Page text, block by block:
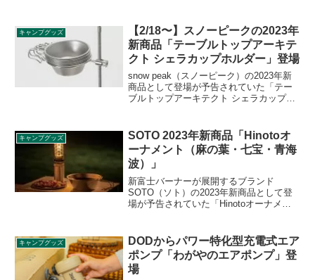
イトで、日常でもレジャーでも、そして
もしものときにも使えて、一家に一本は
常備しておきたいアイテムです。詳細を
レビューします。
キャンプグッズ
【2/18〜】スノーピークの2023年
新商品「テーブルトップアーキテ
クト シェラカップホルダー」登場
snow peak（スノーピーク）の2023年新
商品として登場が予告されていた「テー
ブルトップアーキテクト シェラカップホ
まとめておくことができます。詳細をレ
ビューします。
キャンプグッズ
SOTO 2023年新商品「Hinotoオ
ーナメント（麻の葉・七宝・青海
波）」
新富士バーナーが展開するブランド
SOTO（ソト）の2023年新商品として登
場が予告されていた「Hinotoオーナメン
Hinoto（ヒノト）のオプション製品で
す。詳細をレビューします。
キャンプグッズ
DODからパワー特化型充電式エア
ポンプ「わがやのエアポンプ」登
場